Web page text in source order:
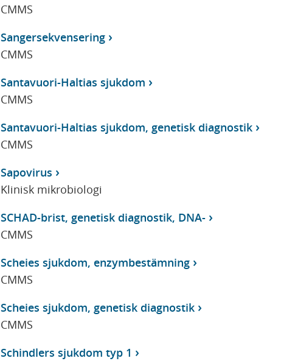
CMMS
Sangersekvensering
CMMS
Santavuori-Haltias sjukdom
CMMS
Santavuori-Haltias sjukdom, genetisk diagnostik
CMMS
Sapovirus
Klinisk mikrobiologi
SCHAD-brist, genetisk diagnostik, DNA-
CMMS
Scheies sjukdom, enzymbestämning
CMMS
Scheies sjukdom, genetisk diagnostik
CMMS
Schindlers sjukdom typ 1